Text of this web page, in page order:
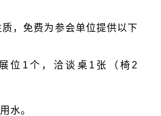
，免费为参会单位提供以下
位1个，洽谈桌1张（椅2
水。